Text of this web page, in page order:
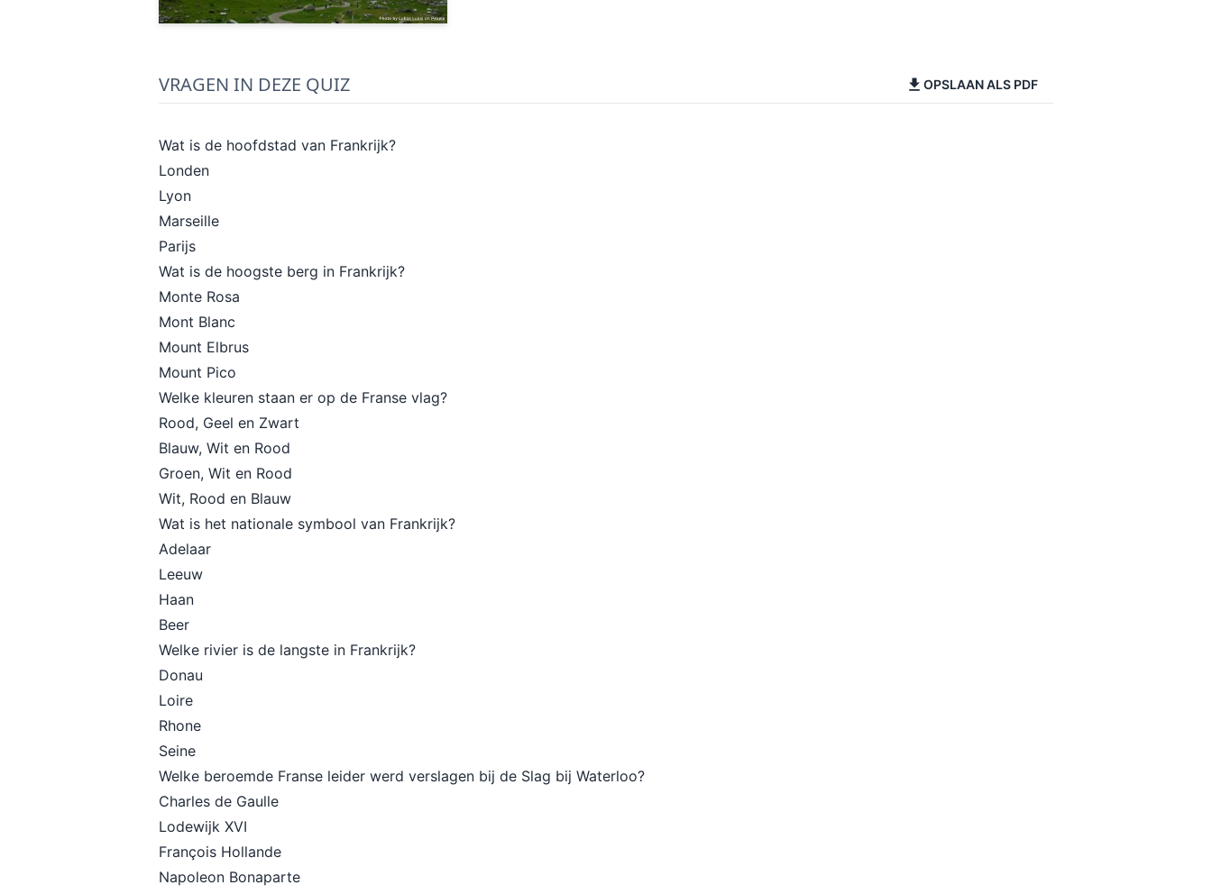
VRAGEN IN DEZE QUIZ OPSLAAN ALS PDF
Wat is de hoofdstad van Frankrijk?
Londen
Lyon
Marseille
Parijs
Wat is de hoogste berg in Frankrijk?
Monte Rosa
Mont Blanc
Mount Elbrus
Mount Pico
Welke kleuren staan er op de Franse vlag?
Rood, Geel en Zwart
Blauw, Wit en Rood
Groen, Wit en Rood
Wit, Rood en Blauw
Wat is het nationale symbool van Frankrijk?
Adelaar
Leeuw
Haan
Beer
Welke rivier is de langste in Frankrijk?
Donau
Loire
Rhone
Seine
Welke beroemde Franse leider werd verslagen bij de Slag bij Waterloo?
Charles de Gaulle
Lodewijk XVI
François Hollande
Napoleon Bonaparte